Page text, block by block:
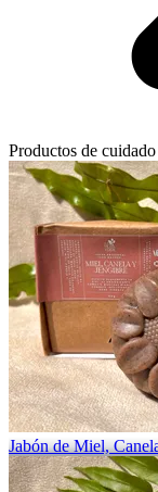
Productos de
Jabón de Miel,